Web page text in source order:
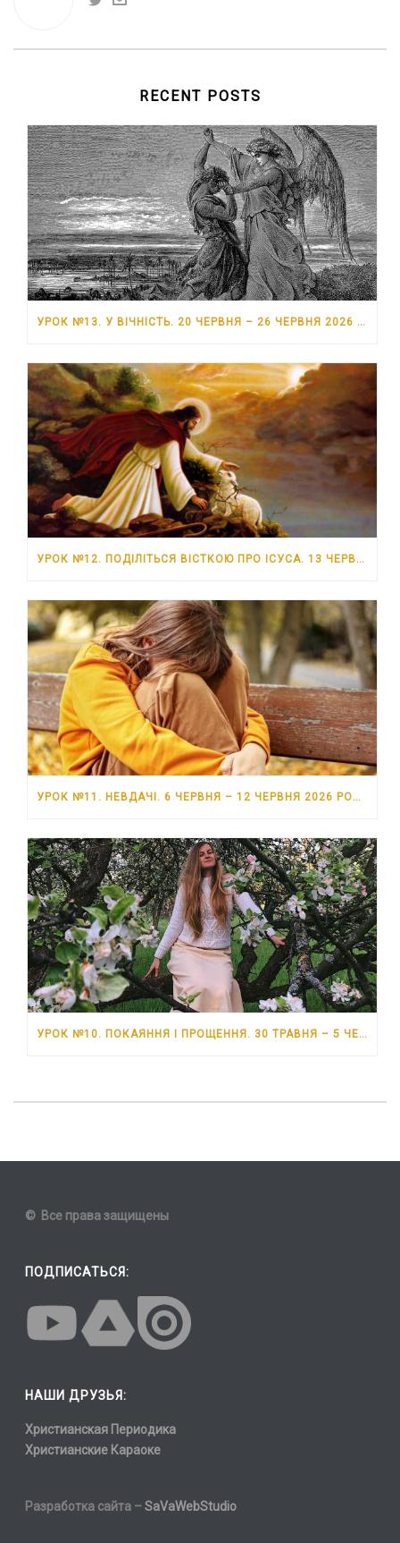
RECENT POSTS
УРОК №13. У ВІЧНІСТЬ. 20 ЧЕРВНЯ – 26 ЧЕРВНЯ 2026 РОКУ
УРОК №12. ПОДІЛІТЬСЯ ВІСТКОЮ ПРО ІСУСА. 13 ЧЕРВНЯ – 19 ЧЕРВНЯ 2026 РОКУ
УРОК №11. НЕВДАЧІ. 6 ЧЕРВНЯ – 12 ЧЕРВНЯ 2026 РОКУ
УРОК №10. ПОКАЯННЯ І ПРОЩЕННЯ. 30 ТРАВНЯ – 5 ЧЕРВНЯ 2026 РОКУ
© Все права защищены
ПОДПИСАТЬСЯ:
НАШИ ДРУЗЬЯ:
Христианская Периодика
Христианские Караоке
Разработка сайта –SaVaWebStudio